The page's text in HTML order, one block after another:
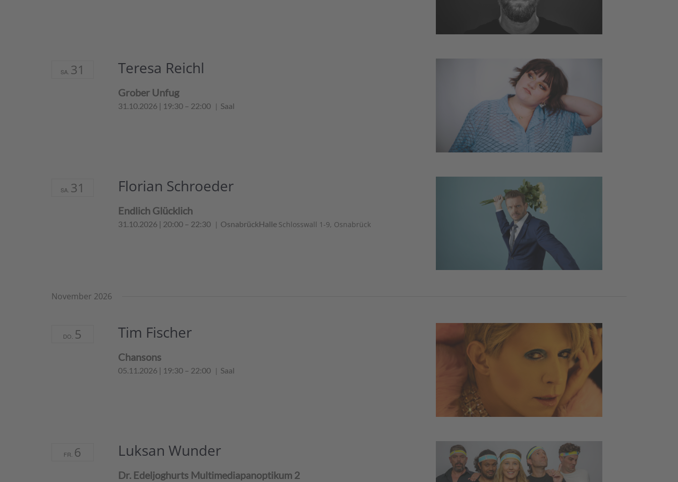
SA. 31 Teresa Reichl
Grober Unfug
31.10.2026 | 19:30– 22:00 Saal
SA. 31 Florian Schroeder
Endlich Glücklich
31.10.2026 | 20:00– 22:30 OsnabrückHalle Schlosswall 1-9, Osnabrück
November 2026
DO. 5 Tim Fischer
Chansons
05.11.2026 | 19:30– 22:00 Saal
FR. 6 Luksan Wunder
Dr. Edeljoghurts Multimediapanoptikum 2